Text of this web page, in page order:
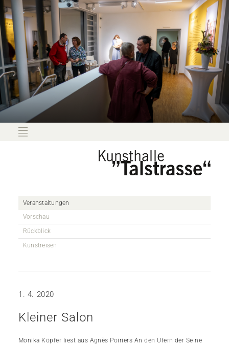
Veranstaltungen
Vorschau
Rückblick
Kunstreisen
1. 4. 2020
Kleiner Salon
Monika Köpfer liest aus Agnès Poiriers An den Ufern der Seine